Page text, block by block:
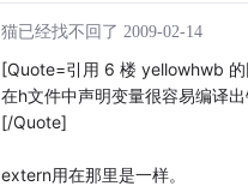
猫已经找不回了 2009-02-14
[Quote=引用 6 楼 yellowhwb
在h文件中声明变量很容易编译
[/Quote]
extern用在那里是一样。